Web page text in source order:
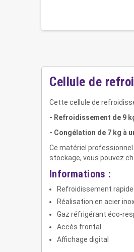
Cellule de
Cette cellule de
- Refroidissement de 9
- Congélation de 7 kg à
Ce matériel
stockage, vous pouvez
Informations :
Refroidissement rapide
Réalisation en acier
Gaz réfrigérant éco-
Accès frontal
Affichage digital